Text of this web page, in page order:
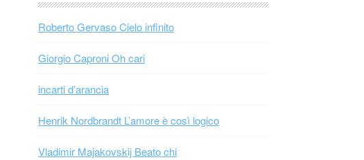
Roberto Gervaso Cielo infinito
Giorgio Caproni Oh cari
incarti d’arancia
Henrik Nordbrandt L’amore è così logico
Vladimir Majakovskij Beato chi